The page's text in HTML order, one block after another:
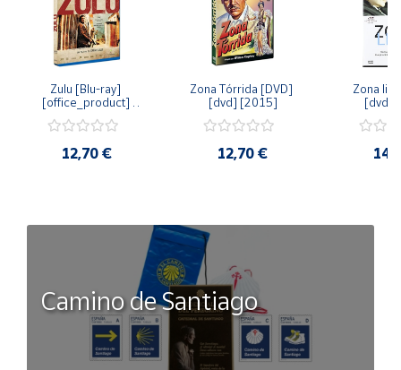
Zulu [Blu-ray]
[office_product]
12,70 €
Zona Tórrida [DVD]
[dvd] [2015]
12,70 €
Zona
[dvd]
Camino de Santiago